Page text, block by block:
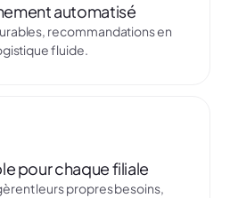
automatisé
recommandations en
fluide.
pour chaque filiale
leurs propres besoins,